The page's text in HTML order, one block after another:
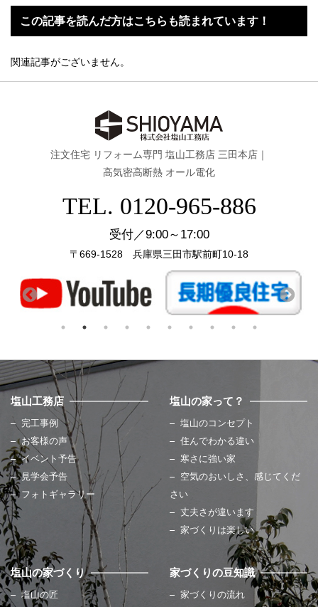
この記事を読んだ方はこちらも読まれています！
関連記事がございません。
注文住宅 リフォーム専門 塩山工務店 三田本店｜
高気密高断熱 オール電化
TEL. 0120-965-886
受付／9:00～17:00
〒669-1528 兵庫県三田市駅前町10-18
塩山工務店
完工事例
お客様の声
イベント予告
見学会予告
フォトギャラリー
塩山の家って？
塩山のコンセプト
住んでわかる違い
寒さに強い家
空気のおいしさ、感じてくだ
さい
丈夫さが違います
家づくりは楽しい
塩山の家づくり
塩山の匠
家づくりの豆知識
家づくりの流れ